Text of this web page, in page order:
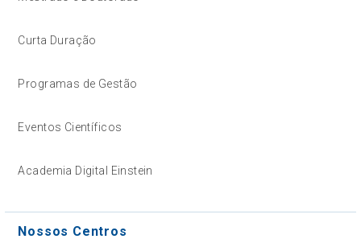
Curta Duração
Programas de Gestão
Eventos Científicos
Academia Digital Einstein
Nossos Centros